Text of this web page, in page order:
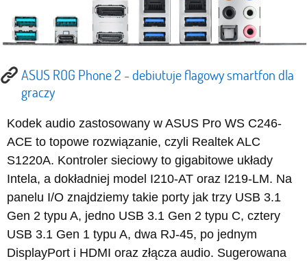
ASUS ROG Phone 2 - debiutuje flagowy smartfon dla
graczy
Kodek audio zastosowany w ASUS Pro WS C246-
ACE to topowe rozwiązanie, czyli Realtek ALC
S1220A. Kontroler sieciowy to gigabitowe układy
Intela, a dokładniej model I210-AT oraz I219-LM. Na
panelu I/O znajdziemy takie porty jak trzy USB 3.1
Gen 2 typu A, jedno USB 3.1 Gen 2 typu C, cztery
USB 3.1 Gen 1 typu A, dwa RJ-45, po jednym
DisplayPort i HDMI oraz złącza audio. Sugerowana